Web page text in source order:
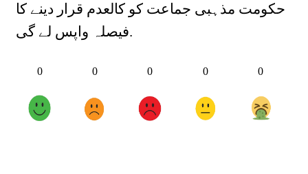
حکومت مذہبی جماعت کو کالعدم قرار دینے کا
فیصلہ واپس لے گی.
0 0 0 0 0